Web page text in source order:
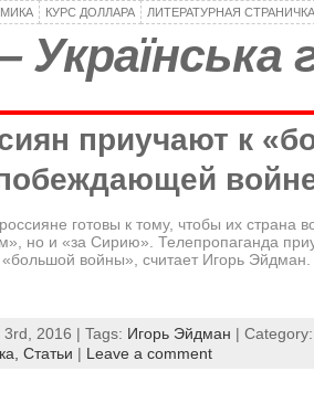
КУРС ДОЛЛАРА ЛИТЕРАТУРНАЯ СТРАНИЧКА
приучают к
готовы к тому, чтобы их страна
но и «за Сирию». Телепропаганда
«большой войны», считает Игорь Эйдман.
2016 | Tags: Игорь Эйдман | Category:
Статьи | Leave a comment